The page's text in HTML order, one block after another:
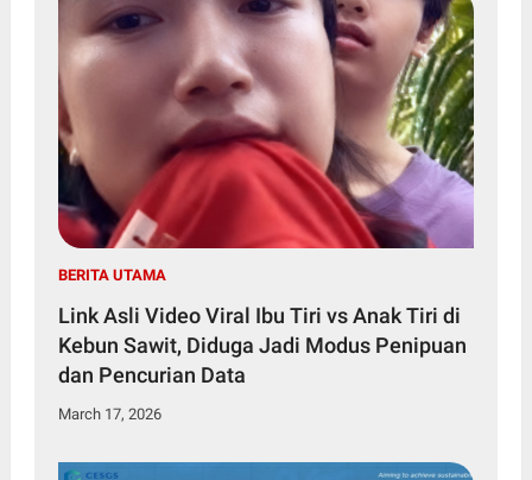
BERITA UTAMA
Link Asli Video Viral Ibu Tiri vs Anak Tiri di
Kebun Sawit, Diduga Jadi Modus Penipuan
dan Pencurian Data
March 17, 2026